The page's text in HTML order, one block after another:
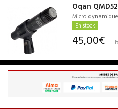
Oqan
Micro
En stock
45,00€